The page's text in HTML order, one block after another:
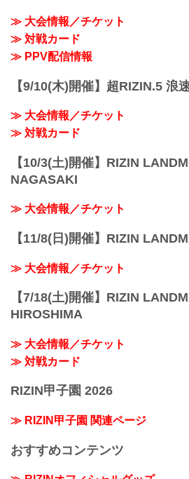
≫ 大会情報／チケット
≫ 対戦カード
≫ PPV配信情報
【9/10(木)開催】超RIZIN.5 浪
≫ 大会情報／チケット
≫ 対戦カード
【10/3(土)開催】RIZIN
NAGASAKI
≫ 大会情報／チケット
【11/8(日)開催】RIZIN
≫ 大会情報／チケット
【7/18(土)開催】RIZIN
HIROSHIMA
≫ 大会情報／チケット
≫ 対戦カード
RIZIN甲子園 2026
≫ RIZIN甲子園 関連ページ
おすすめコンテンツ